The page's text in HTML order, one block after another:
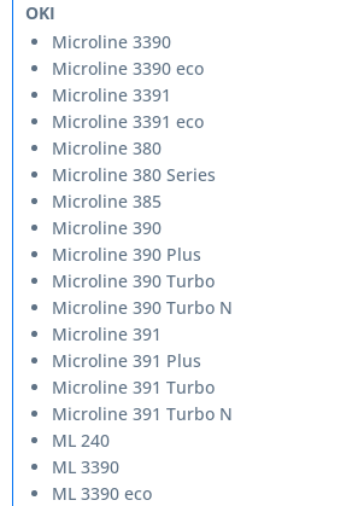
OKI
Microline 3390
Microline 3390 eco
Microline 3391
Microline 3391 eco
Microline 380
Microline 380 Series
Microline 385
Microline 390
Microline 390 Plus
Microline 390 Turbo
Microline 390 Turbo N
Microline 391
Microline 391 Plus
Microline 391 Turbo
Microline 391 Turbo N
ML 240
ML 3390
ML 3390 eco